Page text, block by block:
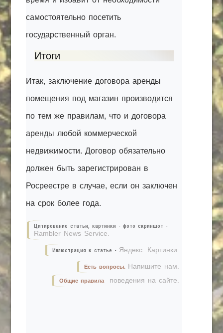
самостоятельно посетить
государственный орган.
Итоги
Итак, заключение договора аренды
помещения под магазин производится
по тем же правилам, что и договора
аренды любой коммерческой
недвижимости. Договор обязательно
должен быть зарегистрирован в
Росреестре в случае, если он заключен
на срок более года.
Цитирование статьи, картинки - фото скриншот -
Rambler News Service.
Иллюстрация к статье - Яндекс. Картинки.
Есть вопросы. Напишите нам.
Общие правила поведения на сайте.